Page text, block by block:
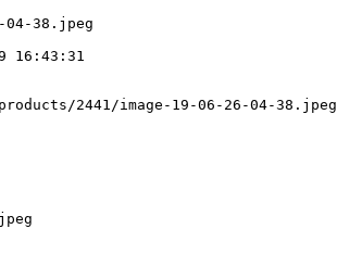
04-38.jpeg
16:43:31
2441/image-19-06-26-04-38.jpeg